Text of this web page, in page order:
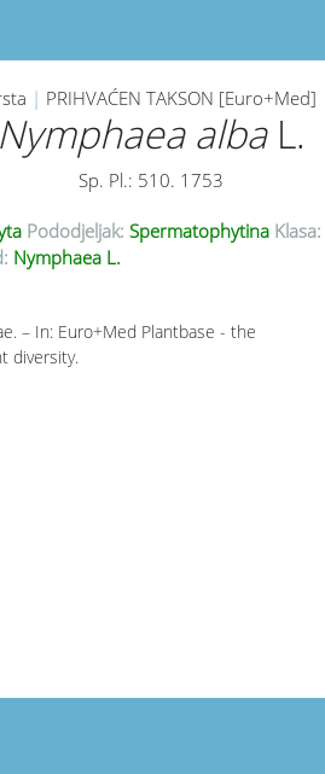
| PRIHVAĆEN TAKSON [Euro+Med]
Nymphaea albaL.
Sp. Pl.: 510. 1753
Pododjeljak: Spermatophytina Klasa:
Nymphaea L.
– In: Euro+Med Plantbase - the
diversity.